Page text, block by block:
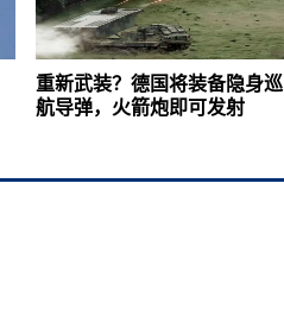
重新武装？德国将装备隐身巡
航导弹，火箭炮即可发射